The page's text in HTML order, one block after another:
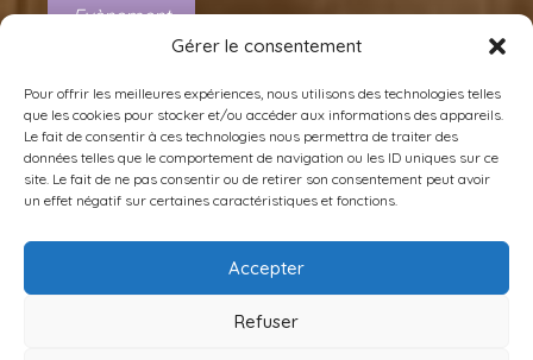
Gérer le consentement
Pour offrir les meilleures expériences, nous utilisons des technologies telles
que les cookies pour stocker et/ou accéder aux informations des appareils.
Le fait de consentir à ces technologies nous permettra de traiter des
données telles que le comportement de navigation ou les ID uniques sur ce
site. Le fait de ne pas consentir ou de retirer son consentement peut avoir
un effet négatif sur certaines caractéristiques et fonctions.
Accepter
Refuser
Evènement
Retour sur une aventure partagée.
Lors des représentations du spectacle «
Larguez les amarres », les vendredi et samedi 24